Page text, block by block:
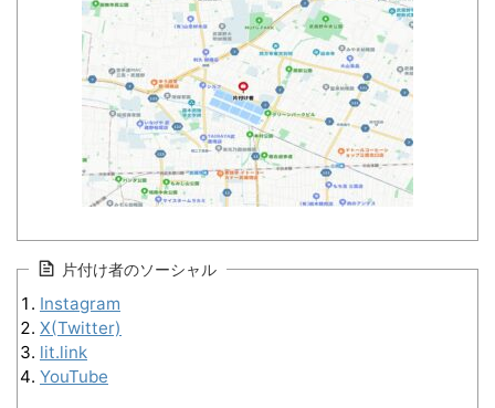
片付け者のソーシャル
Instagram
X(Twitter)
lit.link
YouTube